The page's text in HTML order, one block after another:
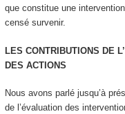
que constitue une
censé survenir.
LES CONTRIBUTIONS DE
DES ACTIONS
Nous avons parlé jusqu’à
de l’évaluation des